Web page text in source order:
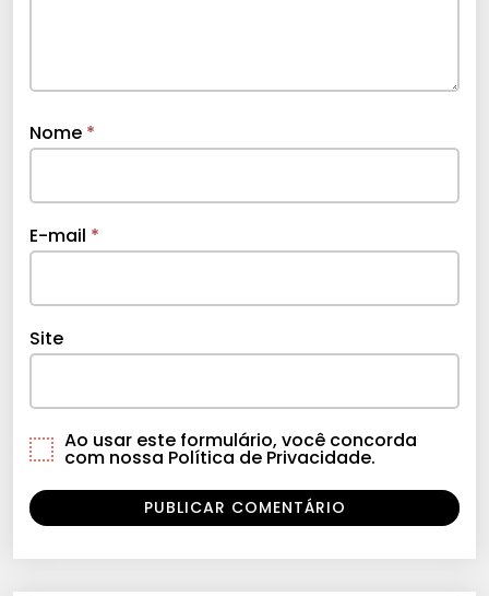
Nome *
E-mail *
Site
Ao usar este formulário, você concorda
com nossa Política de Privacidade.